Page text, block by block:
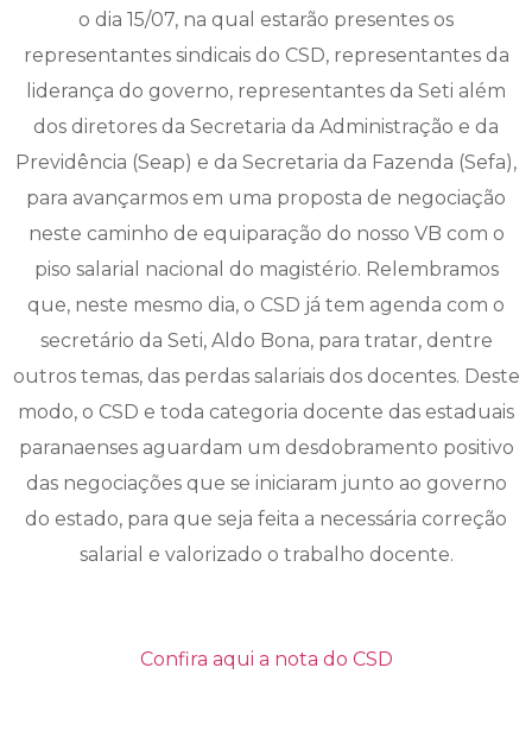
o dia 15/07, na qual estarão presentes os
representantes sindicais do CSD, representantes da
liderança do governo, representantes da Seti além
dos diretores da Secretaria da Administração e da
Previdência (Seap) e da Secretaria da Fazenda (Sefa),
para avançarmos em uma proposta de negociação
neste caminho de equiparação do nosso VB com o
piso salarial nacional do magistério. Relembramos
que, neste mesmo dia, o CSD já tem agenda com o
secretário da Seti, Aldo Bona, para tratar, dentre
outros temas, das perdas salariais dos docentes. Deste
modo, o CSD e toda categoria docente das estaduais
paranaenses aguardam um desdobramento positivo
das negociações que se iniciaram junto ao governo
do estado, para que seja feita a necessária correção
salarial e valorizado o trabalho docente.
Confira aqui a nota do CSD